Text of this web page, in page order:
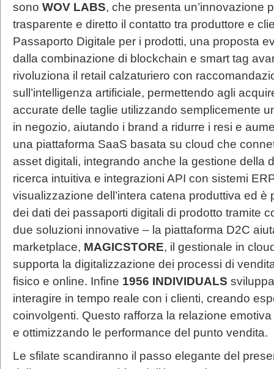
sono WOV LABS, che presenta un’innovazione
trasparente e diretto il contatto tra produttore e
Passaporto Digitale per i prodotti, una proposta
dalla combinazione di blockchain e smart tag
rivoluziona il retail calzaturiero con
sull’intelligenza artificiale, permettendo agli
accurate delle taglie utilizzando semplicemente
in negozio, aiutando i brand a ridurre i resi e
una piattaforma SaaS basata su cloud che
asset digitali, integrando anche la gestione della
ricerca intuitiva e integrazioni API con sistemi
visualizzazione dell’intera catena produttiva ed
dei dati dei passaporti digitali di prodotto tramite
due soluzioni innovative – la piattaforma D2C
marketplace, MAGICSTORE, il gestionale in
supporta la digitalizzazione dei processi di
fisico e online. Infine 1956 INDIVIDUALS
interagire in tempo reale con i clienti, creando
coinvolgenti. Questo rafforza la relazione
e ottimizzando le performance del punto vendita.
Le sfilate scandiranno il passo elegante del